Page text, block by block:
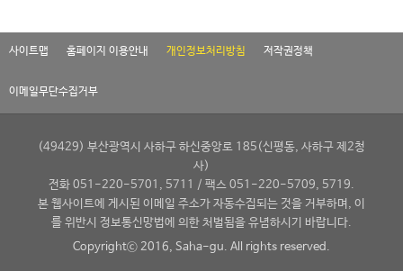
사이트맵 홈페이지 이용안내 개인정보처리방침 저작권정책
이메일무단수집거부
(49429) 부산광역시 사하구 하신중앙로 185(신평동, 사하구 제2청
사)
전화 051-220-5701, 5711 / 팩스 051-220-5709, 5719.
본 웹사이트에 게시된 이메일 주소가 자동수집되는 것을 거부하며, 이
를 위반시 정보통신망법에 의한 처벌됨을 유념하시기 바랍니다.
Copyrightⓒ 2016, Saha-gu. All rights reserved.